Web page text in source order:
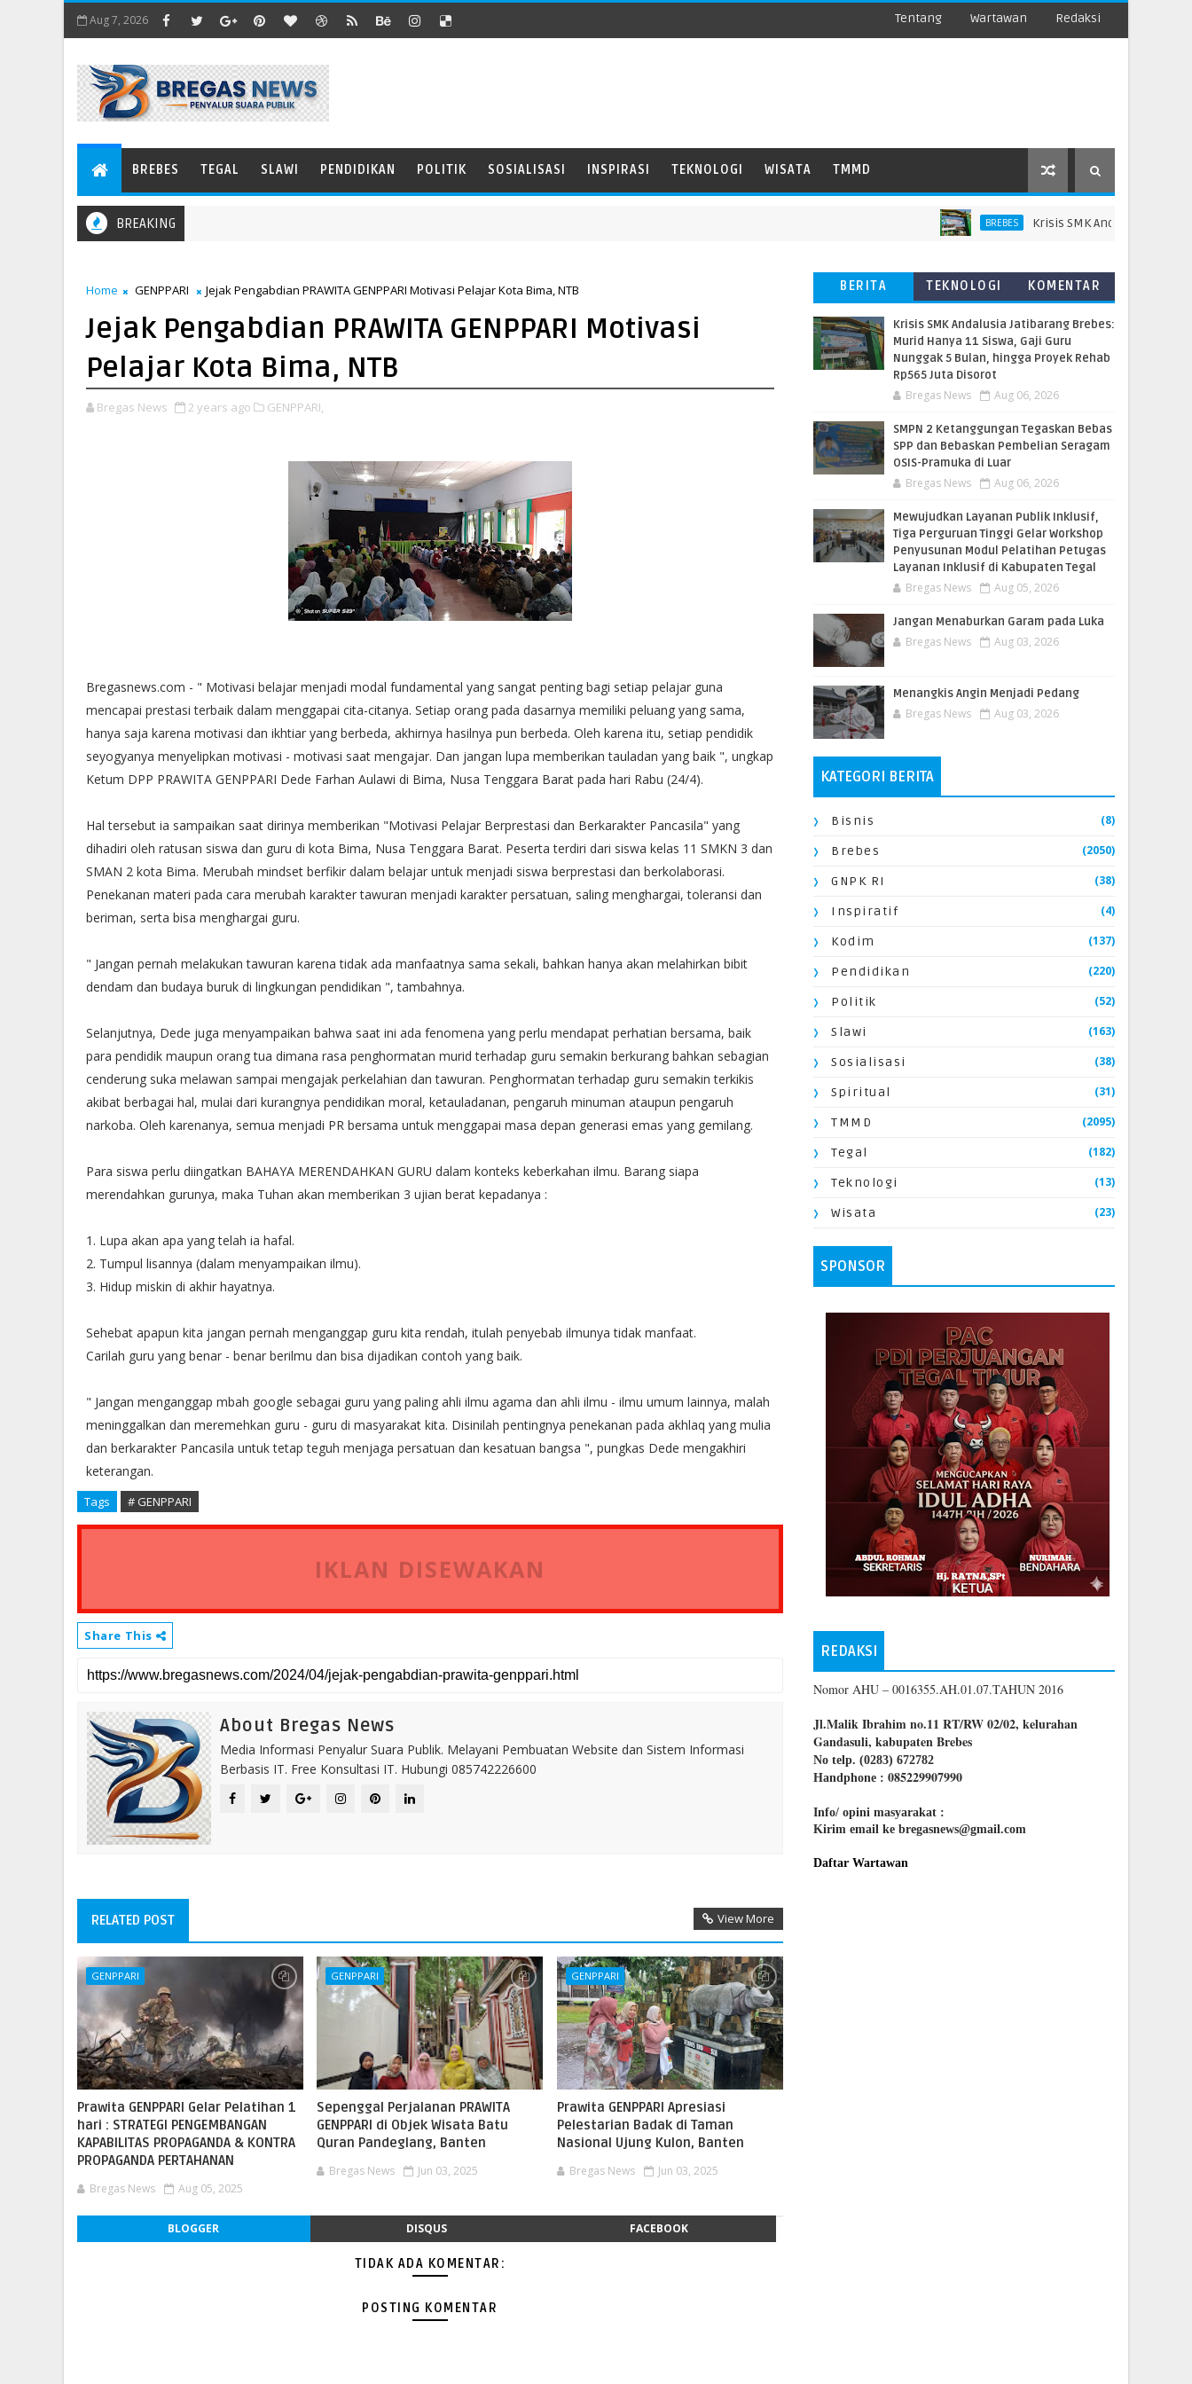
Aug 7, 2026 Tentang Wartawan Redaksi
BREBES TEGAL SLAWI PENDIDIKAN POLITIK SOSIALISASI INSPIRASI TEKNOLOGI WISATA TMMD
BREAKING BREBES Krisis SMK Andalusia Jatibarang
Home GENPPARI Jejak Pengabdian PRAWITA GENPPARI Motivasi Pelajar Kota Bima, NTB
Jejak Pengabdian PRAWITA GENPPARI Motivasi
Pelajar Kota Bima, NTB
Bregas News 2 years ago GENPPARI,
Bregasnews.com - " Motivasi belajar menjadi modal fundamental yang sangat penting bagi setiap pelajar guna
mencapai prestasi terbaik dalam menggapai cita-citanya. Setiap orang pada dasarnya memiliki peluang yang sama,
hanya saja karena motivasi dan ikhtiar yang berbeda, akhirnya hasilnya pun berbeda. Oleh karena itu, setiap pendidik
seyogyanya menyelipkan motivasi - motivasi saat mengajar. Dan jangan lupa memberikan tauladan yang baik ", ungkap
Ketum DPP PRAWITA GENPPARI Dede Farhan Aulawi di Bima, Nusa Tenggara Barat pada hari Rabu (24/4).
Hal tersebut ia sampaikan saat dirinya memberikan "Motivasi Pelajar Berprestasi dan Berkarakter Pancasila" yang
dihadiri oleh ratusan siswa dan guru di kota Bima, Nusa Tenggara Barat. Peserta terdiri dari siswa kelas 11 SMKN 3 dan
SMAN 2 kota Bima. Merubah mindset berfikir dalam belajar untuk menjadi siswa berprestasi dan berkolaborasi.
Penekanan materi pada cara merubah karakter tawuran menjadi karakter persatuan, saling menghargai, toleransi dan
beriman, serta bisa menghargai guru.
" Jangan pernah melakukan tawuran karena tidak ada manfaatnya sama sekali, bahkan hanya akan melahirkan bibit
dendam dan budaya buruk di lingkungan pendidikan ", tambahnya.
Selanjutnya, Dede juga menyampaikan bahwa saat ini ada fenomena yang perlu mendapat perhatian bersama, baik
para pendidik maupun orang tua dimana rasa penghormatan murid terhadap guru semakin berkurang bahkan sebagian
cenderung suka melawan sampai mengajak perkelahian dan tawuran. Penghormatan terhadap guru semakin terkikis
akibat berbagai hal, mulai dari kurangnya pendidikan moral, ketauladanan, pengaruh minuman ataupun pengaruh
narkoba. Oleh karenanya, semua menjadi PR bersama untuk menggapai masa depan generasi emas yang gemilang.
Para siswa perlu diingatkan BAHAYA MERENDAHKAN GURU dalam konteks keberkahan ilmu. Barang siapa
merendahkan gurunya, maka Tuhan akan memberikan 3 ujian berat kepadanya :
1. Lupa akan apa yang telah ia hafal.
2. Tumpul lisannya (dalam menyampaikan ilmu).
3. Hidup miskin di akhir hayatnya.
Sehebat apapun kita jangan pernah menganggap guru kita rendah, itulah penyebab ilmunya tidak manfaat.
Carilah guru yang benar - benar berilmu dan bisa dijadikan contoh yang baik.
" Jangan menganggap mbah google sebagai guru yang paling ahli ilmu agama dan ahli ilmu - ilmu umum lainnya, malah
meninggalkan dan meremehkan guru - guru di masyarakat kita. Disinilah pentingnya penekanan pada akhlaq yang mulia
dan berkarakter Pancasila untuk tetap teguh menjaga persatuan dan kesatuan bangsa ", pungkas Dede mengakhiri
keterangan.
Tags # GENPPARI
IKLAN DISEWAKAN
Share This
About Bregas News
Media Informasi Penyalur Suara Publik. Melayani Pembuatan Website dan Sistem Informasi
Berbasis IT. Free Konsultasi IT. Hubungi 085742226600
RELATED POST View More
GENPPARI
Prawita GENPPARI Gelar Pelatihan 1
hari : STRATEGI PENGEMBANGAN
KAPABILITAS PROPAGANDA & KONTRA
PROPAGANDA PERTAHANAN
Bregas News Aug 05, 2025
GENPPARI
Sepenggal Perjalanan PRAWITA
GENPPARI di Objek Wisata Batu
Quran Pandeglang, Banten
Bregas News Jun 03, 2025
GENPPARI
Prawita GENPPARI Apresiasi
Pelestarian Badak di Taman
Nasional Ujung Kulon, Banten
Bregas News Jun 03, 2025
BLOGGER DISQUS FACEBOOK
TIDAK ADA KOMENTAR:
POSTING KOMENTAR
BERITA
TERBARU
TEKNOLOGI
KOMENTAR
Krisis SMK Andalusia Jatibarang Brebes:
Murid Hanya 11 Siswa, Gaji Guru
Nunggak 5 Bulan, hingga Proyek Rehab
Rp565 Juta Disorot
Bregas News Aug 06, 2026
SMPN 2 Ketanggungan Tegaskan Bebas
SPP dan Bebaskan Pembelian Seragam
OSIS-Pramuka di Luar
Bregas News Aug 06, 2026
​Mewujudkan Layanan Publik Inklusif,
Tiga Perguruan Tinggi Gelar Workshop
Penyusunan Modul Pelatihan Petugas
Layanan Inklusif di Kabupaten Tegal
Bregas News Aug 05, 2026
Jangan Menaburkan Garam pada Luka
Bregas News Aug 03, 2026
Menangkis Angin Menjadi Pedang
Bregas News Aug 03, 2026
KATEGORI BERITA
Bisnis (8)
Brebes (2050)
GNPK RI (38)
Inspiratif (4)
Kodim (137)
Pendidikan (220)
Politik (52)
Slawi (163)
Sosialisasi (38)
Spiritual (31)
TMMD (2095)
Tegal (182)
Teknologi (13)
Wisata (23)
SPONSOR
REDAKSI
Nomor AHU – 0016355.AH.01.07.TAHUN 2016
Jl.Malik Ibrahim no.11 RT/RW 02/02, kelurahan
Gandasuli, kabupaten Brebes
No telp. (0283) 672782
Handphone : 085229907990
Info/ opini masyarakat :
Kirim email ke bregasnews@gmail.com
Daftar Wartawan